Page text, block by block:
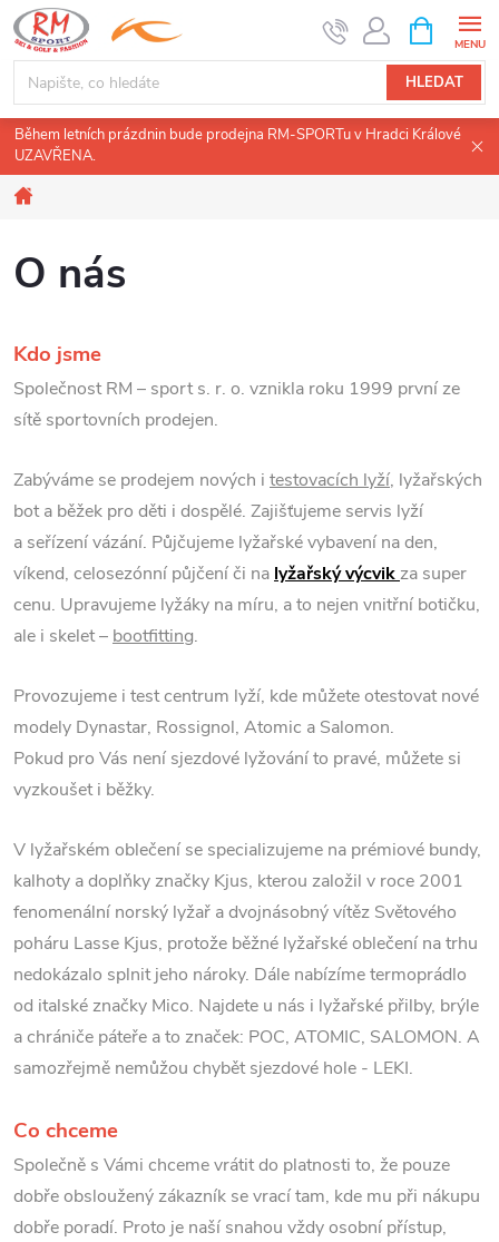
Přejít
na
obsah
HLEDAT
NÁKUPNÍ
KOŠÍK
Během letních prázdnin bude prodejna RM-SPORTu v Hradci Králové
UZAVŘENA.
O nás
Kdo jsme
Společnost RM – sport s. r. o. vznikla roku 1999 první ze
sítě sportovních prodejen.
Zabýváme se prodejem nových i testovacích lyží, lyžařských
bot a běžek pro děti i dospělé. Zajišťujeme servis lyží
a seřízení vázání. Půjčujeme lyžařské vybavení na den,
víkend, celosezónní půjčení či na lyžařský výcvikza super
cenu. Upravujeme lyžáky na míru, a to nejen vnitřní botičku,
ale i skelet – bootfitting.
Provozujeme i test centrum lyží, kde můžete otestovat nové
modely Dynastar, Rossignol, Atomic a Salomon.
Pokud pro Vás není sjezdové lyžování to pravé, můžete si
vyzkoušet i běžky.
V lyžařském oblečení se specializujeme na prémiové bundy,
kalhoty a doplňky značky Kjus, kterou založil v roce 2001
fenomenální norský lyžař a dvojnásobný vítěz Světového
poháru Lasse Kjus, protože běžné lyžařské oblečení na trhu
nedokázalo splnit jeho nároky. Dále nabízíme termoprádlo
od italské značky Mico. Najdete u nás i lyžařské přilby, brýle
a chrániče páteře a to značek: POC, ATOMIC, SALOMON. A
samozřejmě nemůžou chybět sjezdové hole - LEKI.
Co chceme
Společně s Vámi chceme vrátit do platnosti to, že pouze
dobře obsloužený zákazník se vrací tam, kde mu při nákupu
dobře poradí. Proto je naší snahou vždy osobní přístup,